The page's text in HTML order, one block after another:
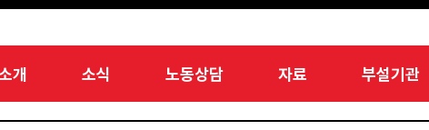
개 소식 노동상담 자료 부설기관